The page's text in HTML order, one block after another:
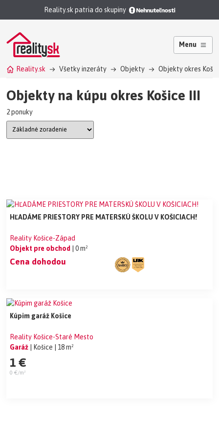
Reality.sk patria do skupiny
Menu
Reality.sk Všetky inzeráty Objekty Objekty okres
Objekty na kúpu okres Košice III
2 ponuky
HĽADÁME PRIESTORY PRE MATERSKÚ ŠKOLU V KOŠICIACH!
Reality Košice-Západ
Objekt pre obchod
| 0 m²
Cena dohodou
Kúpim garáž Košice
Reality Košice-Staré Mesto
Garáž
| Košice | 18 m²
1 €
0 €/m²